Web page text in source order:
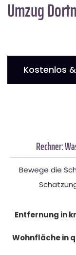
Umzug
Kostenlos
Rechner:
Bewege die
Entfernung in
Wohnfläche in